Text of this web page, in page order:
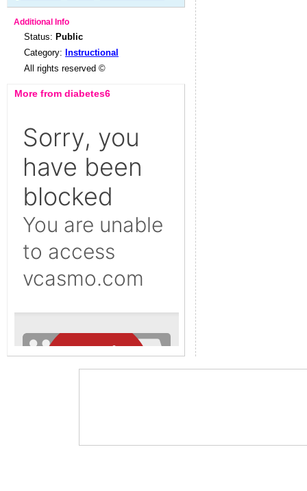
Additional Info
Status: Public
Category: Instructional
All rights reserved ©
More from diabetes6